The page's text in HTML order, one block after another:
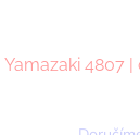
Yamazaki 4807 |